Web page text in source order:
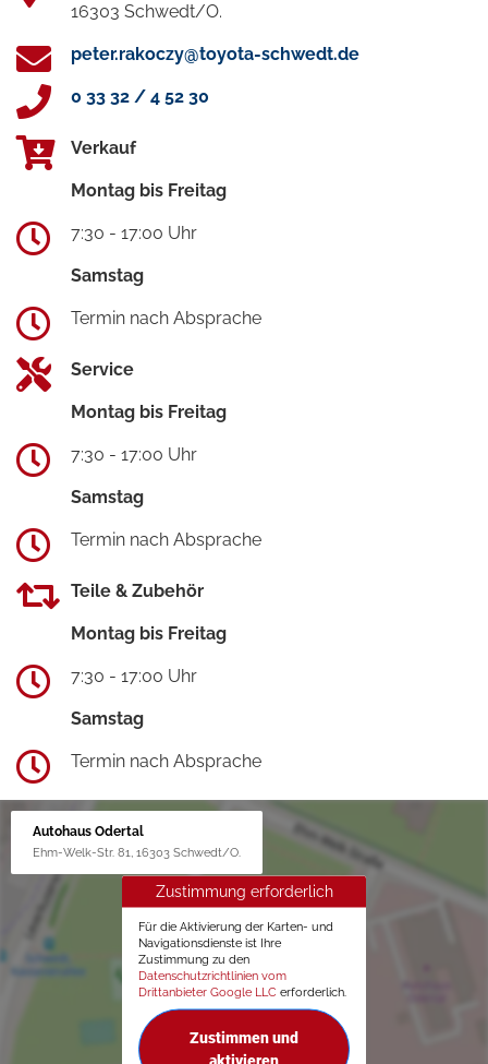
16303 Schwedt/O.
peter.rakoczy@toyota-schwedt.de
0 33 32 / 4 52 30
Verkauf
Montag bis Freitag
7:30 - 17:00 Uhr
Samstag
Termin nach Absprache
Service
Montag bis Freitag
7:30 - 17:00 Uhr
Samstag
Termin nach Absprache
Teile & Zubehör
Montag bis Freitag
7:30 - 17:00 Uhr
Samstag
Termin nach Absprache
Autohaus Odertal
Ehm-Welk-Str. 81, 16303 Schwedt/O.
Zustimmung erforderlich
Für die Aktivierung der Karten- und
Navigationsdienste ist Ihre
Zustimmung zu den
Datenschutzrichtlinien vom
Drittanbieter Google LLC erforderlich.
Zustimmen und
aktivieren